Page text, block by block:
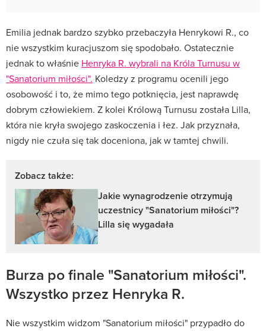
Emilia jednak bardzo szybko przebaczyła Henrykowi R., co
nie wszystkim kuracjuszom się spodobało. Ostatecznie
jednak to właśnie Henryka R. wybrali na Króla Turnusu w
"Sanatorium miłości". Koledzy z programu ocenili jego
osobowość i to, że mimo tego potknięcia, jest naprawdę
dobrym człowiekiem. Z kolei Królową Turnusu została Lilla,
która nie kryła swojego zaskoczenia i łez. Jak przyznała,
nigdy nie czuła się tak doceniona, jak w tamtej chwili.
Zobacz także:
Jakie wynagrodzenie otrzymują
uczestnicy "Sanatorium miłości"?
Lilla się wygadała
Burza po finale "Sanatorium miłości".
Wszystko przez Henryka R.
Nie wszystkim widzom "Sanatorium miłości" przypadło do